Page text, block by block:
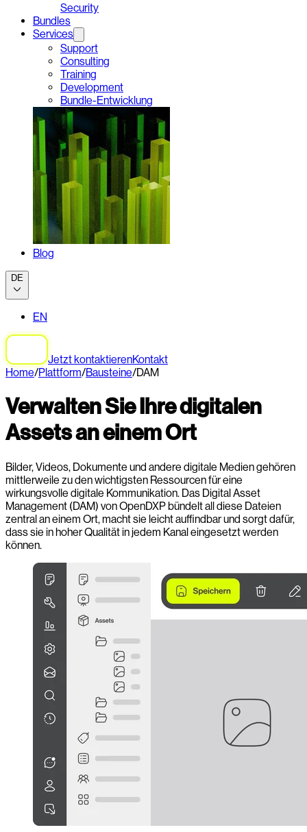
Security
Bundles
Services
Support
Consulting
Training
Development
Bundle-Entwicklung
Blog
DE
EN
Jetzt kontaktierenKontakt
Home/Plattform/Bausteine/DAM
Verwalten Sie Ihre digitalen
Assets an einem Ort
Bilder, Videos, Dokumente und andere digitale Medien gehören
mittlerweile zu den wichtigsten Ressourcen für eine
wirkungsvolle digitale Kommunikation. Das Digital Asset
Management (DAM) von OpenDXP bündelt all diese Dateien
zentral an einem Ort, macht sie leicht auffindbar und sorgt dafür,
dass sie in hoher Qualität in jedem Kanal eingesetzt werden
können.